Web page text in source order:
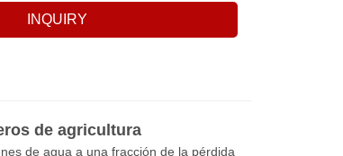
INQUIRY
de agricultura
de agua a una fracción de la pérdida